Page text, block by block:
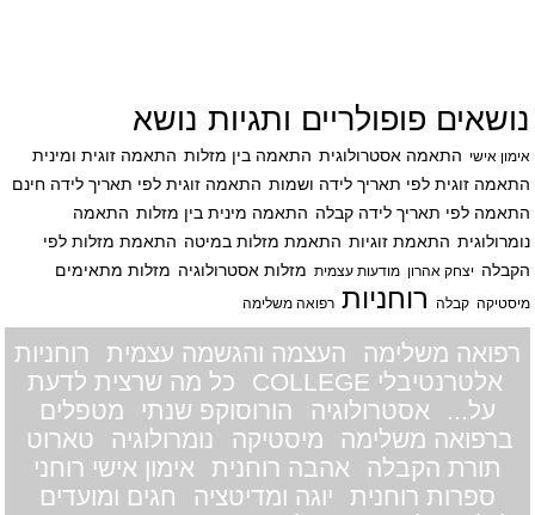
נושאים פופולריים ותגיות נושא
אימון אישי התאמה אסטרולוגית התאמה בין מזלות התאמה זוגית ומינית
התאמה זוגית לפי תאריך לידה ושמות התאמה זוגית לפי תאריך לידה חינם
התאמה לפי תאריך לידה קבלה התאמה מינית בין מזלות התאמה
נומרולוגית התאמת זוגיות התאמת מזלות במיטה התאמת מזלות לפי
הקבלה יצחק אהרון מודעות עצמית מזלות אסטרולוגיה מזלות מתאימים
מיסטיקה קבלה רוחניות רפואה משלימה
רפואה משלימה העצמה והגשמה עצמית
רוחניות
אלטרנטיבלי COLLEGE
כל מה שרצית לדעת
על...
אסטרולוגיה הורוסוקפ שנתי
מטפלים
ברפואה משלימה
מיסטיקה נומרולוגיה
טארוט
תורת הקבלה
אהבה רוחנית
אימון אישי רוחני
ספרות רוחנית
יוגה ומדיטציה
חגים ומועדים